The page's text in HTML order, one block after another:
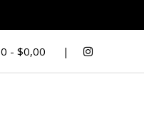
0 - $0,00